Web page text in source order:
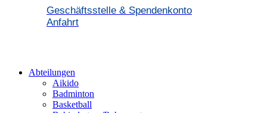
Geschäftsstelle & Spendenkonto
Anfahrt
Abteilungen
Aikido
Badminton
Basketball